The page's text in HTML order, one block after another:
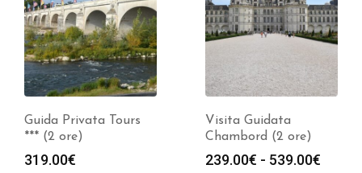
Guida Privata Tours
*** (2 ore)
319.00€
Visita Guidata
Chambord (2 ore)
239.00€ - 539.00€